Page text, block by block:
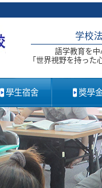
学校
語学教育を
「世界視野を持った
學生宿舍 獎學